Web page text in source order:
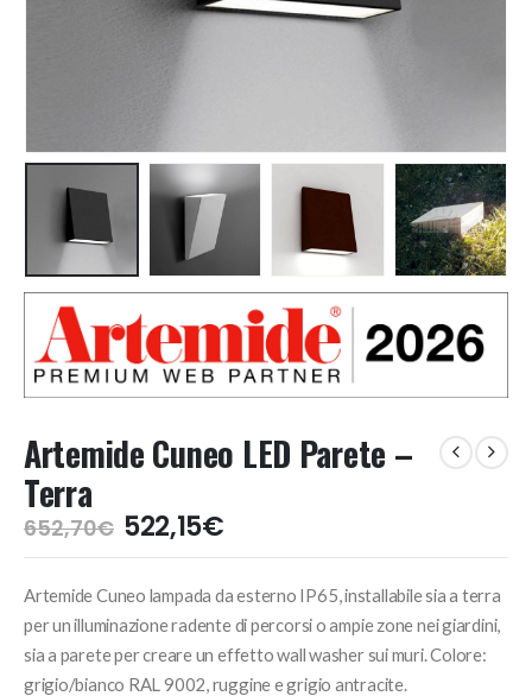
Artemide Cuneo LED Parete –
Terra
652,70€ Il
prezzo
era:
652,70€.
522,15€Il
prezzo
è:
522,15€.
Artemide Cuneo lampada da esterno IP65, installabile sia a terra
per un illuminazione radente di percorsi o ampie zone nei giardini,
sia a parete per creare un effetto wall washer sui muri. Colore:
grigio/bianco RAL 9002, ruggine e grigio antracite.